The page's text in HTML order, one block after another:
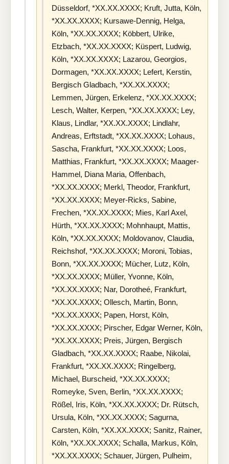
Düsseldorf, *XX.XX.XXXX; Kruft, Jutta, Köln,
*XX.XX.XXXX; Kursawe-Dennig, Helga,
Köln, *XX.XX.XXXX; Köbbert, Ulrike,
Etzbach, *XX.XX.XXXX; Küspert, Ludwig,
Köln, *XX.XX.XXXX; Lazarou, Georgios,
Dormagen, *XX.XX.XXXX; Lefert, Kerstin,
Bergisch Gladbach, *XX.XX.XXXX;
Lemmen, Jürgen, Erkelenz, *XX.XX.XXXX;
Lesch, Walter, Kerpen, *XX.XX.XXXX; Ley,
Klaus, Lindlar, *XX.XX.XXXX; Lindlahr,
Andreas, Erftstadt, *XX.XX.XXXX; Lohaus,
Sascha, Frankfurt, *XX.XX.XXXX; Loos,
Matthias, Frankfurt, *XX.XX.XXXX; Maager-
Hammel, Diana Maria, Offenbach,
*XX.XX.XXXX; Merkl, Theodor, Frankfurt,
*XX.XX.XXXX; Meyer-Ricks, Sabine,
Frechen, *XX.XX.XXXX; Mies, Karl Axel,
Hürth, *XX.XX.XXXX; Mohnhaupt, Mattis,
Köln, *XX.XX.XXXX; Moldovanov, Claudia,
Reichshof, *XX.XX.XXXX; Moroni, Tobias,
Bonn, *XX.XX.XXXX; Mücher, Lutz, Köln,
*XX.XX.XXXX; Müller, Yvonne, Köln,
*XX.XX.XXXX; Nar, Dorotheé, Frankfurt,
*XX.XX.XXXX; Ollesch, Martin, Bonn,
*XX.XX.XXXX; Papen, Horst, Köln,
*XX.XX.XXXX; Pirscher, Edgar Werner, Köln,
*XX.XX.XXXX; Preis, Jürgen, Bergisch
Gladbach, *XX.XX.XXXX; Raabe, Nikolai,
Frankfurt, *XX.XX.XXXX; Ringelberg,
Michael, Burscheid, *XX.XX.XXXX;
Romeyke, Sven, Berlin, *XX.XX.XXXX;
Rößel, Iris, Köln, *XX.XX.XXXX; Dr. Rütsch,
Ursula, Köln, *XX.XX.XXXX; Sagurna,
Carsten, Köln, *XX.XX.XXXX; Sanitz, Rainer,
Köln, *XX.XX.XXXX; Schalla, Markus, Köln,
*XX.XX.XXXX; Schauer, Jürgen, Pulheim,